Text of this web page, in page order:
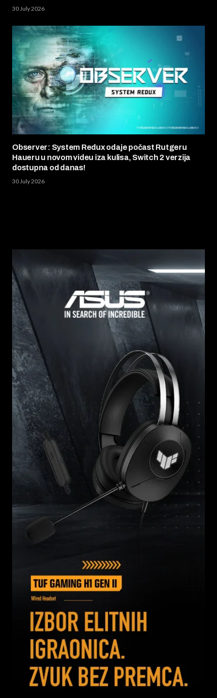
30 July 2026
Observer: System Redux odaje počast Rutgeru
Haueru u novom videu iza kulisa, Switch 2 verzija
dostupna od danas!
30 July 2026